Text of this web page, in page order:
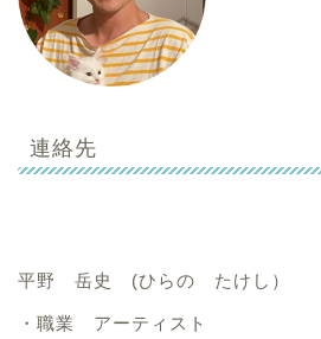
連絡先
平野 岳史 (ひらの たけし）
・職業 アーティスト